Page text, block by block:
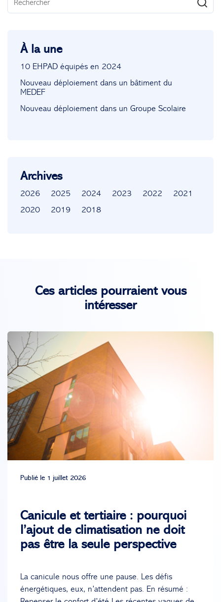
À la une
10 EHPAD équipés en 2024
Nouveau déploiement dans un bâtiment du
MEDEF
Nouveau déploiement dans un Groupe Scolaire
Archives
2026 2025 2024 2023 2022
2021
2020
2019 2018
Ces articles pourraient vous
intéresser
Publié le 1 juillet 2026
Canicule et tertiaire : pourquoi
l’ajout de climatisation ne doit
pas être la seule perspective
La canicule nous offre une pause. Les défis
énergétiques, eux, n’attendent pas. En résumé :